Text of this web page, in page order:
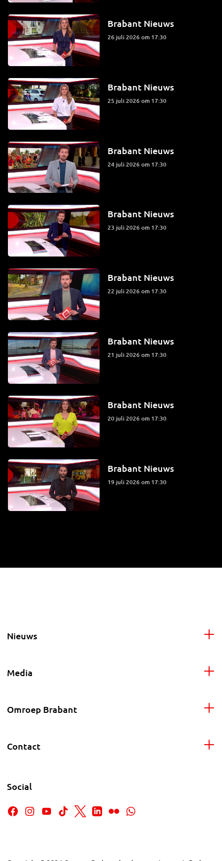
Brabant Nieuws
26 juli 2026 om 17:30
Brabant Nieuws
25 juli 2026 om 17:30
Brabant Nieuws
24 juli 2026 om 17:30
Brabant Nieuws
23 juli 2026 om 17:30
Brabant Nieuws
22 juli 2026 om 17:30
Brabant Nieuws
21 juli 2026 om 17:30
Brabant Nieuws
20 juli 2026 om 17:30
Brabant Nieuws
19 juli 2026 om 17:30
Nieuws
Media
Omroep Brabant
Contact
Social